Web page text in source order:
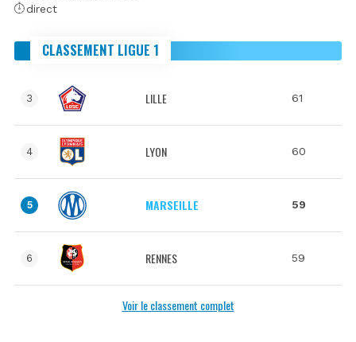
direct
CLASSEMENT LIGUE 1
3 LILLE 61
4 LYON 60
5 MARSEILLE 59
6 RENNES 59
Voir le classement complet